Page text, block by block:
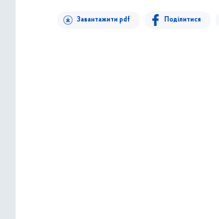
Завантажити pdf Поділитися